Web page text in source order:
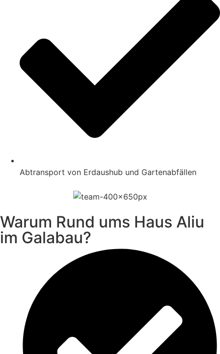
Abtransport von Erdaushub und Gartenabfällen
Warum Rund ums Haus Aliu
im Galabau?